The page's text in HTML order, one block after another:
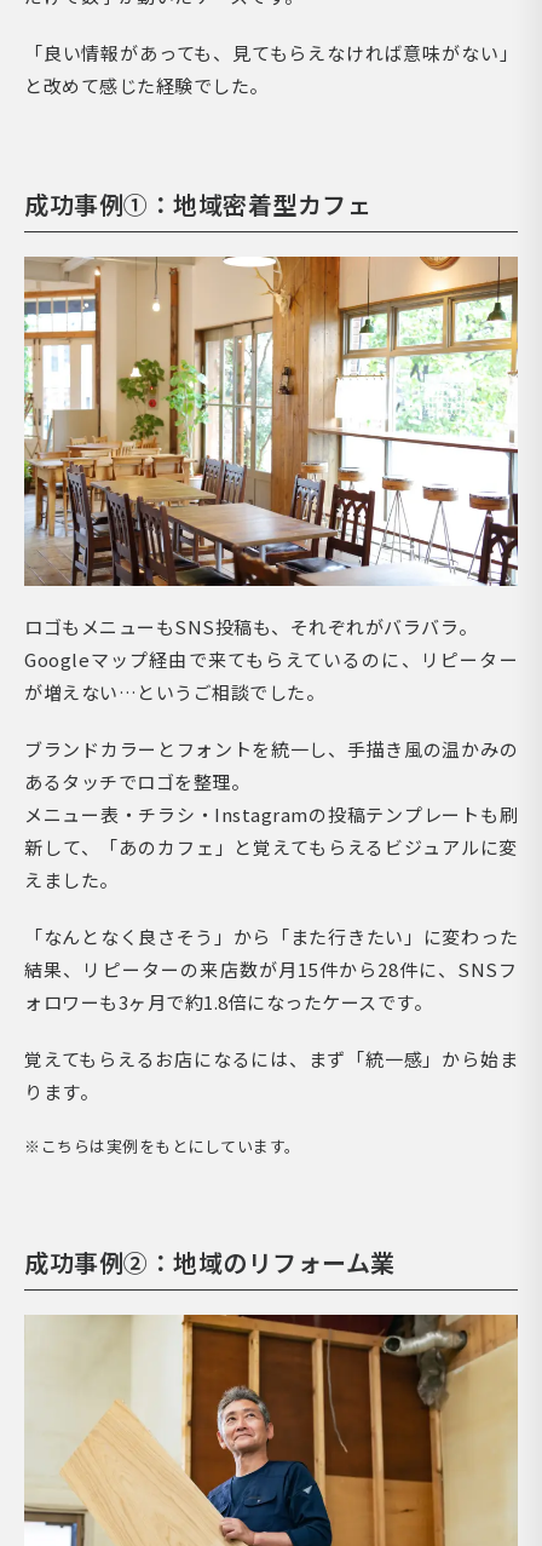
「良い情報があっても、見てもらえなければ意味がない」
と改めて感じた経験でした。
成功事例①：地域密着型カフェ
ロゴもメニューもSNS投稿も、それぞれがバラバラ。
Googleマップ経由で来てもらえているのに、リピーター
が増えない…というご相談でした。
ブランドカラーとフォントを統一し、手描き風の温かみの
あるタッチでロゴを整理。
メニュー表・チラシ・Instagramの投稿テンプレートも刷
新して、「あのカフェ」と覚えてもらえるビジュアルに変
えました。
「なんとなく良さそう」から「また行きたい」に変わった
結果、リピーターの来店数が月15件から28件に、SNSフ
ォロワーも3ヶ月で約1.8倍になったケースです。
覚えてもらえるお店になるには、まず「統一感」から始ま
ります。
※こちらは実例をもとにしています。
成功事例②：地域のリフォーム業